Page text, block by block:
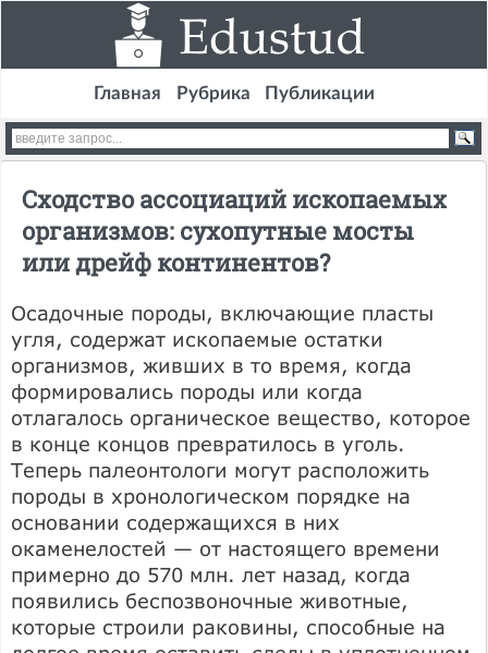
Главная Рубрика Публикации
Сходство ассоциаций ископаемых
организмов: сухопутные мосты
или дрейф континентов?
Осадочные породы, включающие пласты
угля, содержат ископаемые остатки
организмов, живших в то время, когда
формировались породы или когда
отлагалось органическое вещество, которое
в конце концов превратилось в уголь.
Теперь палеонтологи могут расположить
породы в хронологическом порядке на
основании содержащихся в них
окаменелостей — от настоящего времени
примерно до 570 млн. лет назад, когда
появились беспозвоночные животные,
которые строили раковины, способные на